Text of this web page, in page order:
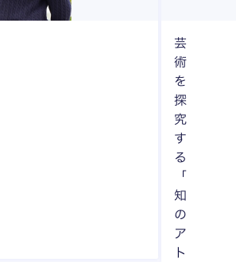
芸
術
を
探
究
す
る
「
知
の
ア
ト